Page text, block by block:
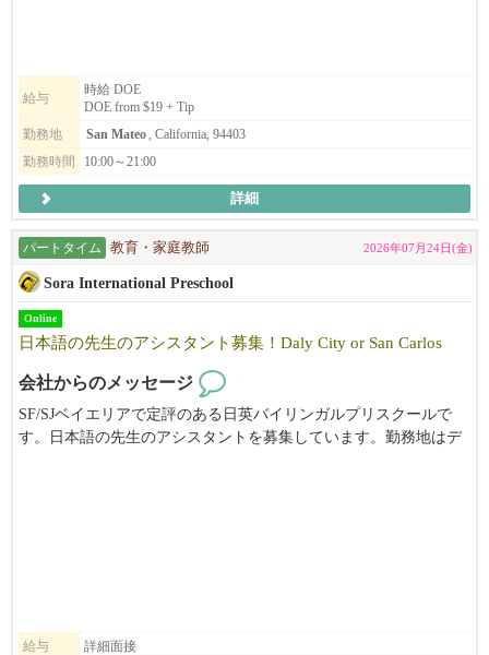
給与
時給 DOE
DOE from $19 + Tip
勤務地
San Mateo , California, 94403
勤務時間
10:00～21:00
詳細
パートタイム 教育・家庭教師 2026年07月24日(金)
Sora International Preschool
Online
日本語の先生のアシスタント募集！Daly City or San Carlos
会社からのメッセージ
SF/SJベイエリアで定評のある日英バイリンガルプリスクールで
す。日本語の先生のアシスタントを募集しています。勤務地はデ
給与
詳細面接